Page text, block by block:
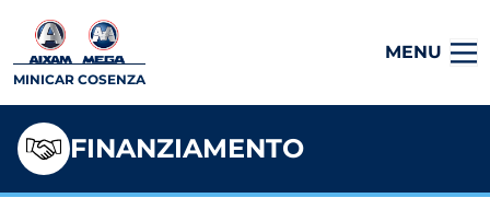
MINICAR COSENZA
MENU
FINANZIAMENTO